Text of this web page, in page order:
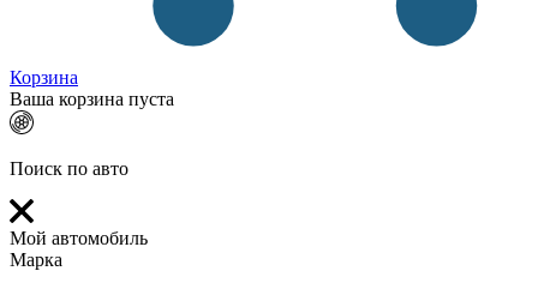
Корзина
Ваша корзина пуста
Поиск по авто
Мой автомобиль
Марка